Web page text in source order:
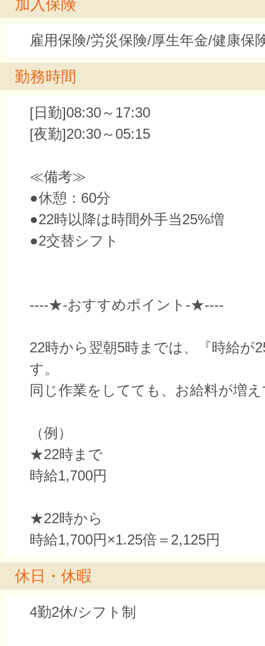
加入保険
雇用保険/労災保険/厚生年金/健康保
勤務時間
[日勤]08:30～17:30
[夜勤]20:30～05:15
≪備考≫
●休憩：60分
●22時以降は時間外手当25%増
●2交替シフト
----★-おすすめポイント-★----
22時から翌朝5時までは、『時給が
す。
同じ作業をしてても、お給料が増
（例）
★22時まで
時給1,700円
★22時から
時給1,700円×1.25倍＝2,125円
休日・休暇
4勤2休/シフト制